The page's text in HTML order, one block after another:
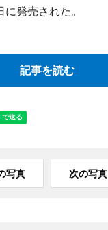
発売された。
記事を読む
写真 次の写真